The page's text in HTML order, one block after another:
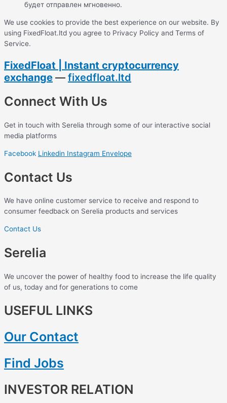
будет отправлен мгновенно.
We use cookies to provide the best experience on our website. By
using FixedFloat.ltd you agree to Privacy Policy and Terms of
Service.
FixedFloat | Instant cryptocurrency
exchange — fixedfloat.ltd
Connect With Us
Get in touch with Serelia through some of our interactive social
media platforms
Facebook Linkedin Instagram Envelope
Contact Us
We have online customer service to receive and respond to
consumer feedback on Serelia products and services
Contact Us
Serelia
We uncover the power of healthy food to increase the life quality
of us, today and for generations to come
USEFUL LINKS
Our Contact
Find Jobs
INVESTOR RELATION